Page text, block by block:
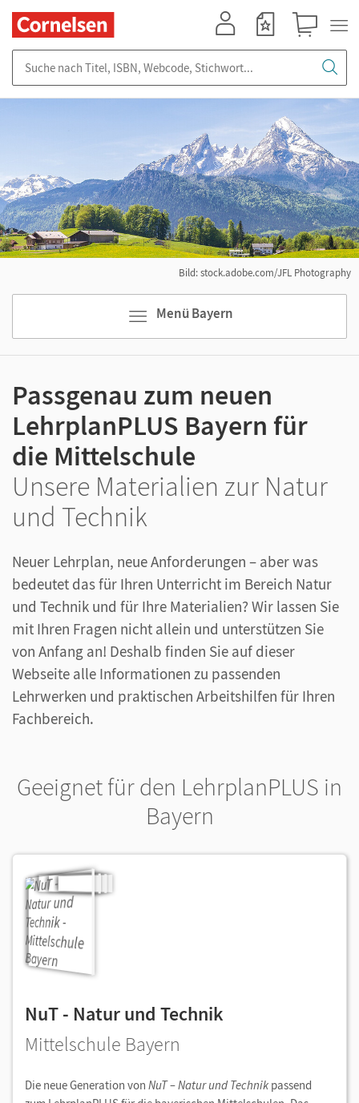
Menü Bayern
Bild: stock.adobe.com/JFL Photography
Passgenau zum neuen
LehrplanPLUS Bayern für
die Mittelschule
Unsere Materialien zur Natur
und Technik
Neuer Lehrplan, neue Anforderungen – aber was
bedeutet das für Ihren Unterricht im Bereich Natur
und Technik und für Ihre Materialien? Wir lassen Sie
mit Ihren Fragen nicht allein und unterstützen Sie
von Anfang an! Deshalb finden Sie auf dieser
Webseite alle Informationen zu passenden
Lehrwerken und praktischen Arbeitshilfen für Ihren
Fachbereich.
Geeignet für den LehrplanPLUS in
Bayern
NuT - Natur und Technik
Mittelschule Bayern
Die neue Generation von NuT – Natur und Technik passend